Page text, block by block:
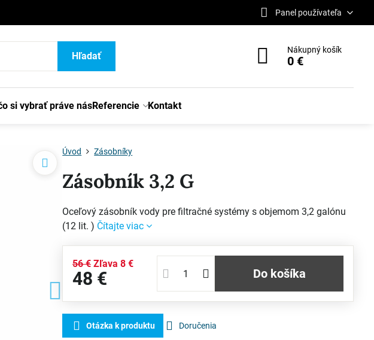
Panel používateľa
Hľadať
Nákupný košík
0 €
si vybrať práve násReferencie Kontakt
Úvod Zásobníky
Zásobník 3,2 G
Oceľový zásobník vody pre filtračné systémy s objemom 3,2 galónu
(12 lit. ) Čítajte viac
56 € Zľava 8 €
48 € Do košíka
Otázka k produktu Doručenia